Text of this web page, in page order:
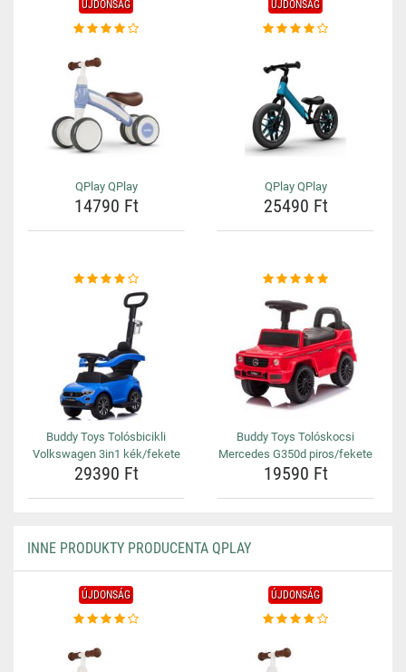
ÚJDONSÁG
QPlay QPlay
14790 Ft
ÚJDONSÁG
QPlay QPlay
25490 Ft
Buddy Toys Tolósbicikli
Volkswagen 3in1 kék/fekete
29390 Ft
Buddy Toys Tolóskocsi
Mercedes G350d piros/fekete
19590 Ft
INNE PRODUKTY PRODUCENTA QPLAY
ÚJDONSÁG ÚJDONSÁG